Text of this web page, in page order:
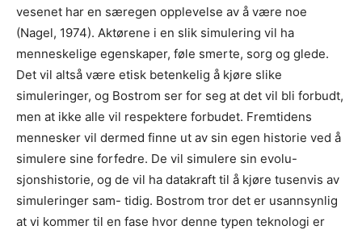
vesenet har en særegen opplevelse av å være noe
(Nagel, 1974). Aktørene i en slik simulering vil ha
menneskelige egenskaper, føle smerte, sorg og glede.
Det vil altså være etisk betenkelig å kjøre slike
simuleringer, og Bostrom ser for seg at det vil bli forbudt,
men at ikke alle vil respektere forbudet. Fremtidens
mennesker vil dermed finne ut av sin egen historie ved å
simulere sine forfedre. De vil simulere sin evolu-
sjonshistorie, og de vil ha datakraft til å kjøre tusenvis av
simuleringer sam- tidig. Bostrom tror det er usannsynlig
at vi kommer til en fase hvor denne typen teknologi er